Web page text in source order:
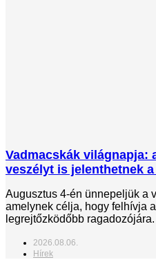
Vadmacskák világnapja:
veszélyt is jelenthetnek
Augusztus 4-én ünnepeljük a
amelynek célja, hogy felhívja
legrejtőzködőbb
2026.08.06.
Hírek